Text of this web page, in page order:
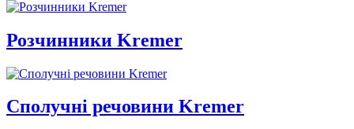
Розчинники Kremer
Сполучні речовини Kremer